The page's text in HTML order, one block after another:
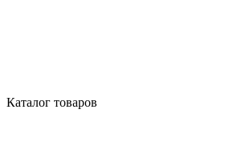
Каталог товаров